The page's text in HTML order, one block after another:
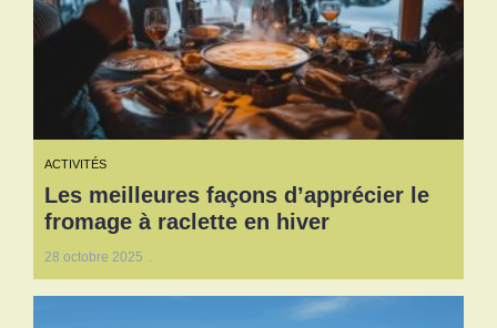
ACTIVITÉS
Les meilleures façons d’apprécier le
fromage à raclette en hiver
28 octobre 2025